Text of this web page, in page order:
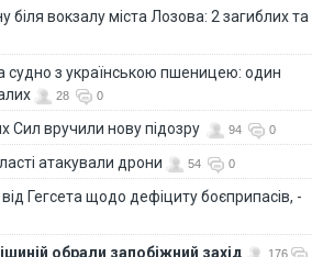
біля вокзалу міста Лозова: 2 загиблих та
судно з українською пшеницею: один
28 0
Сил вручили нову підозру 94 0
атакували дрони 54 0
Гегсета щодо дефіциту боєприпасів, -
обрали запобіжний захід 176